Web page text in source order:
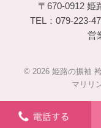
〒670-0912 姫
TEL：079-223-
営
© 2026 姫路の振袖
マリリ